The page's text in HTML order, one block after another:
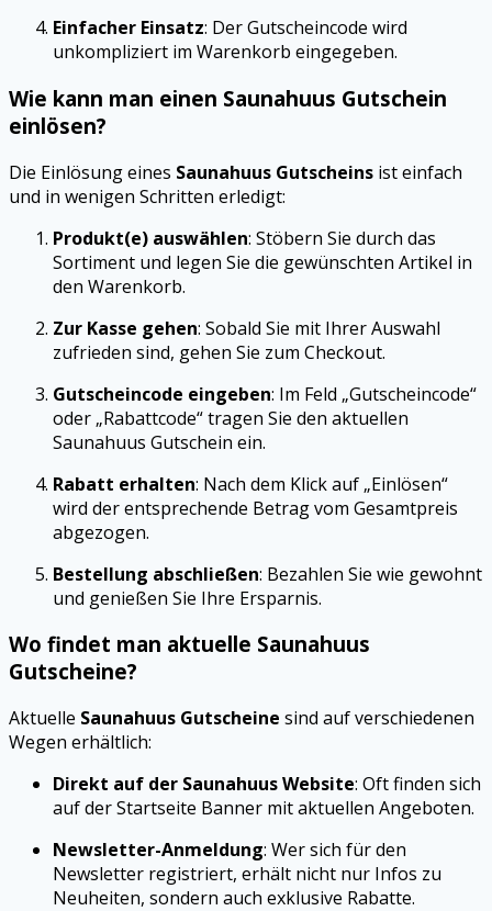
Einfacher Einsatz: Der Gutscheincode wird
unkompliziert im Warenkorb eingegeben.
Wie kann man einen Saunahuus Gutschein
einlösen?
Die Einlösung eines Saunahuus Gutscheins ist einfach
und in wenigen Schritten erledigt:
Produkt(e) auswählen: Stöbern Sie durch das
Sortiment und legen Sie die gewünschten Artikel in
den Warenkorb.
Zur Kasse gehen: Sobald Sie mit Ihrer Auswahl
zufrieden sind, gehen Sie zum Checkout.
Gutscheincode eingeben: Im Feld „Gutscheincode“
oder „Rabattcode“ tragen Sie den aktuellen
Saunahuus Gutschein ein.
Rabatt erhalten: Nach dem Klick auf „Einlösen“
wird der entsprechende Betrag vom Gesamtpreis
abgezogen.
Bestellung abschließen: Bezahlen Sie wie gewohnt
und genießen Sie Ihre Ersparnis.
Wo findet man aktuelle Saunahuus
Gutscheine?
Aktuelle Saunahuus Gutscheine sind auf verschiedenen
Wegen erhältlich:
Direkt auf der Saunahuus Website: Oft finden sich
auf der Startseite Banner mit aktuellen Angeboten.
Newsletter-Anmeldung: Wer sich für den
Newsletter registriert, erhält nicht nur Infos zu
Neuheiten, sondern auch exklusive Rabatte.